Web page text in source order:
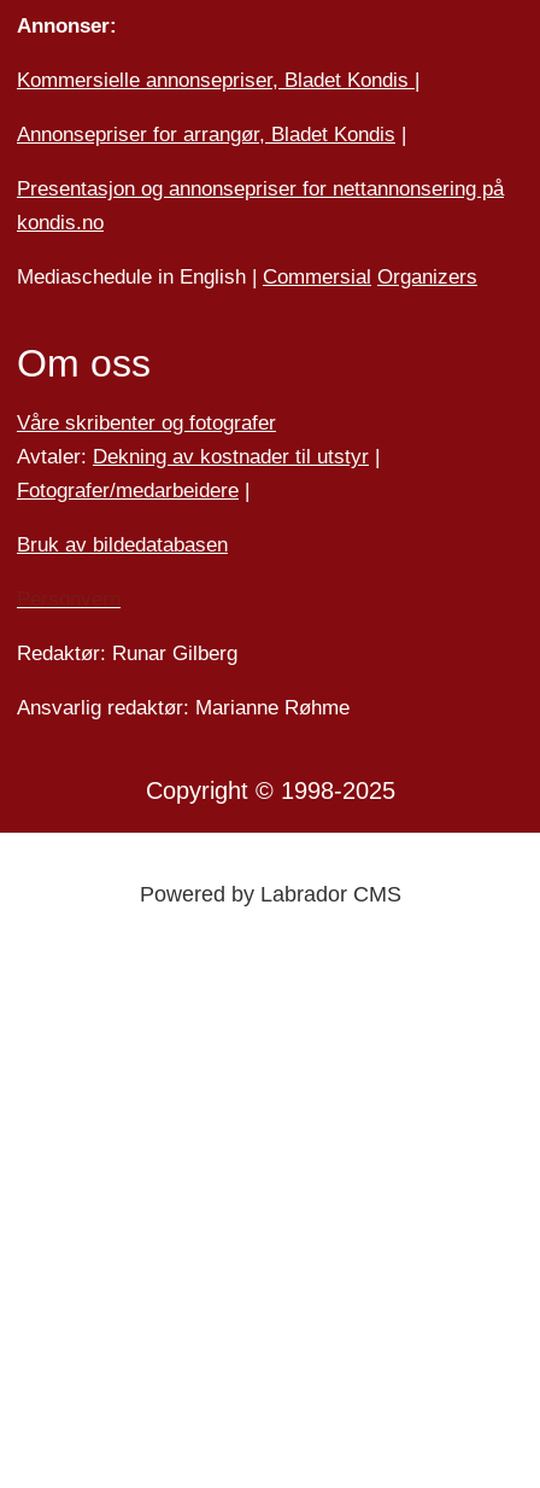
Annonser:
Kommersielle annonsepriser, Bladet Kondis |
Annonsepriser for arrangør, Bladet Kondis |
Presentasjon og annonsepriser for nettannonsering på
kondis.no
Mediaschedule in English | Commersial Organizers
Om oss
Våre skribenter og fotografer
Avtaler: Dekning av kostnader til utstyr|
Fotografer/medarbeidere|
Bruk av bildedatabasen
Redaktør: Runar Gilberg
Ansvarlig redaktør: Marianne Røhme
Copyright © 1998-2025
Powered by Labrador CMS